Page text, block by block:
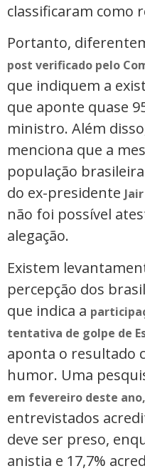
classificaram como
Portanto,
post verificado pelo
que indiquem a
que aponte quase
ministro. Além
menciona que a
população
do ex-presidente
não foi possível
alegação.
Existem
percepção dos
que indica a
tentativa de golpe de
aponta o resultado
humor. Uma
em fevereiro deste ano,
entrevistados
deve ser preso,
anistia e 17,7%